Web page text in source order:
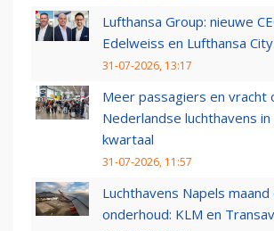
Lufthansa Group: nieuwe
Edelweiss en Lufthansa
31-07-2026, 13:17
Meer passagiers en vracht
Nederlandse luchthavens
kwartaal
31-07-2026, 11:57
Luchthavens Napels
onderhoud: KLM en